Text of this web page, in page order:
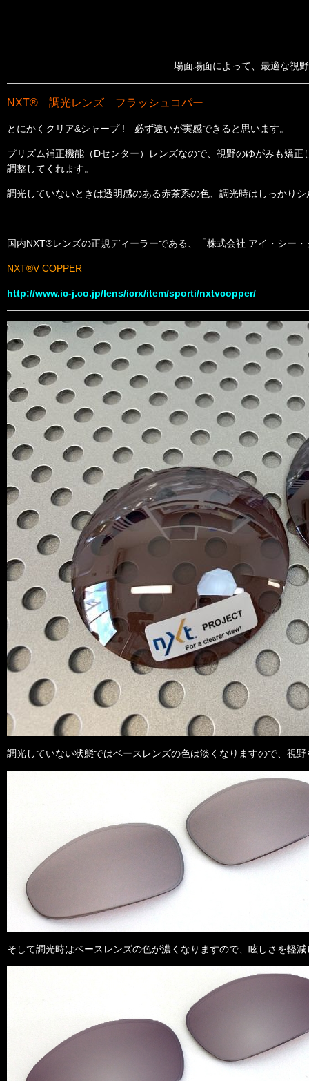
場面場面によって、最適な視
NXT® 調光レンズ フラッシュコパー
とにかくクリア&シャープ ! 必ず違いが実感できると思います。
プリズム補正機能（Dセンター）レンズなので、視野のゆがみも矯
調整してくれます。
調光していないときは透明感のある赤茶系の色、調光時はしっかり
国内NXT®レンズの正規ディーラーである、「株式会社 アイ・シー
NXT®V COPPER
http://www.ic-j.co.jp/lens/icrx/item/sporti/nxtvcopper/
調光していない状態ではベースレンズの色は淡くなりますので、視
そして調光時はベースレンズの色が濃くなりますので、眩しさを軽